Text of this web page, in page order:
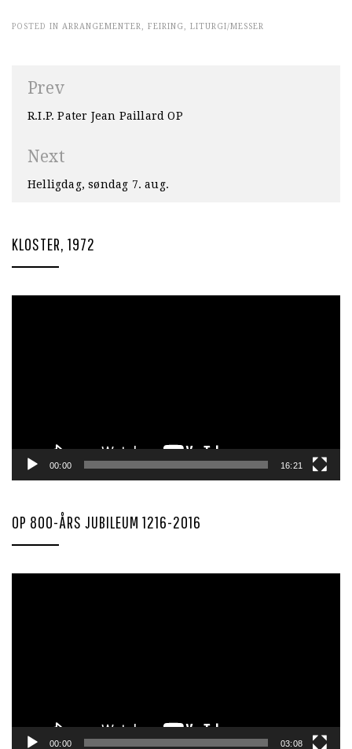
POSTED IN ARRANGEMENTER FEIRING LITURGI/MESSER
Innleggsnavigasjon
Prev
R.I.P. Pater Jean Paillard OP
Next
Helligdag, søndag 7. aug.
KLOSTER, 1972
00:00 16:21
OP 800-ÅRS JUBILEUM 1216-2016
00:00 03:08